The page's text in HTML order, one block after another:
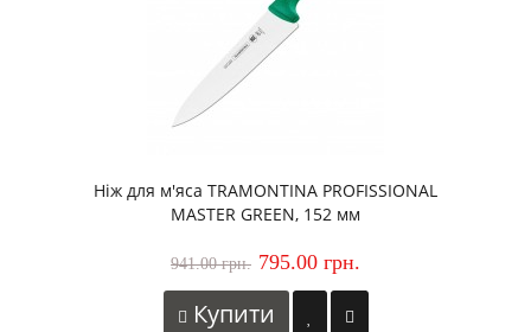
Ніж для м'яса TRAMONTINA PROFISSIONAL
MASTER GREEN, 152 мм
941.00 грн. 795.00 грн.
Купити